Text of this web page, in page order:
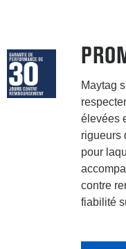
Maytag
élevées
rigueurs
pour
contre
fiabilité